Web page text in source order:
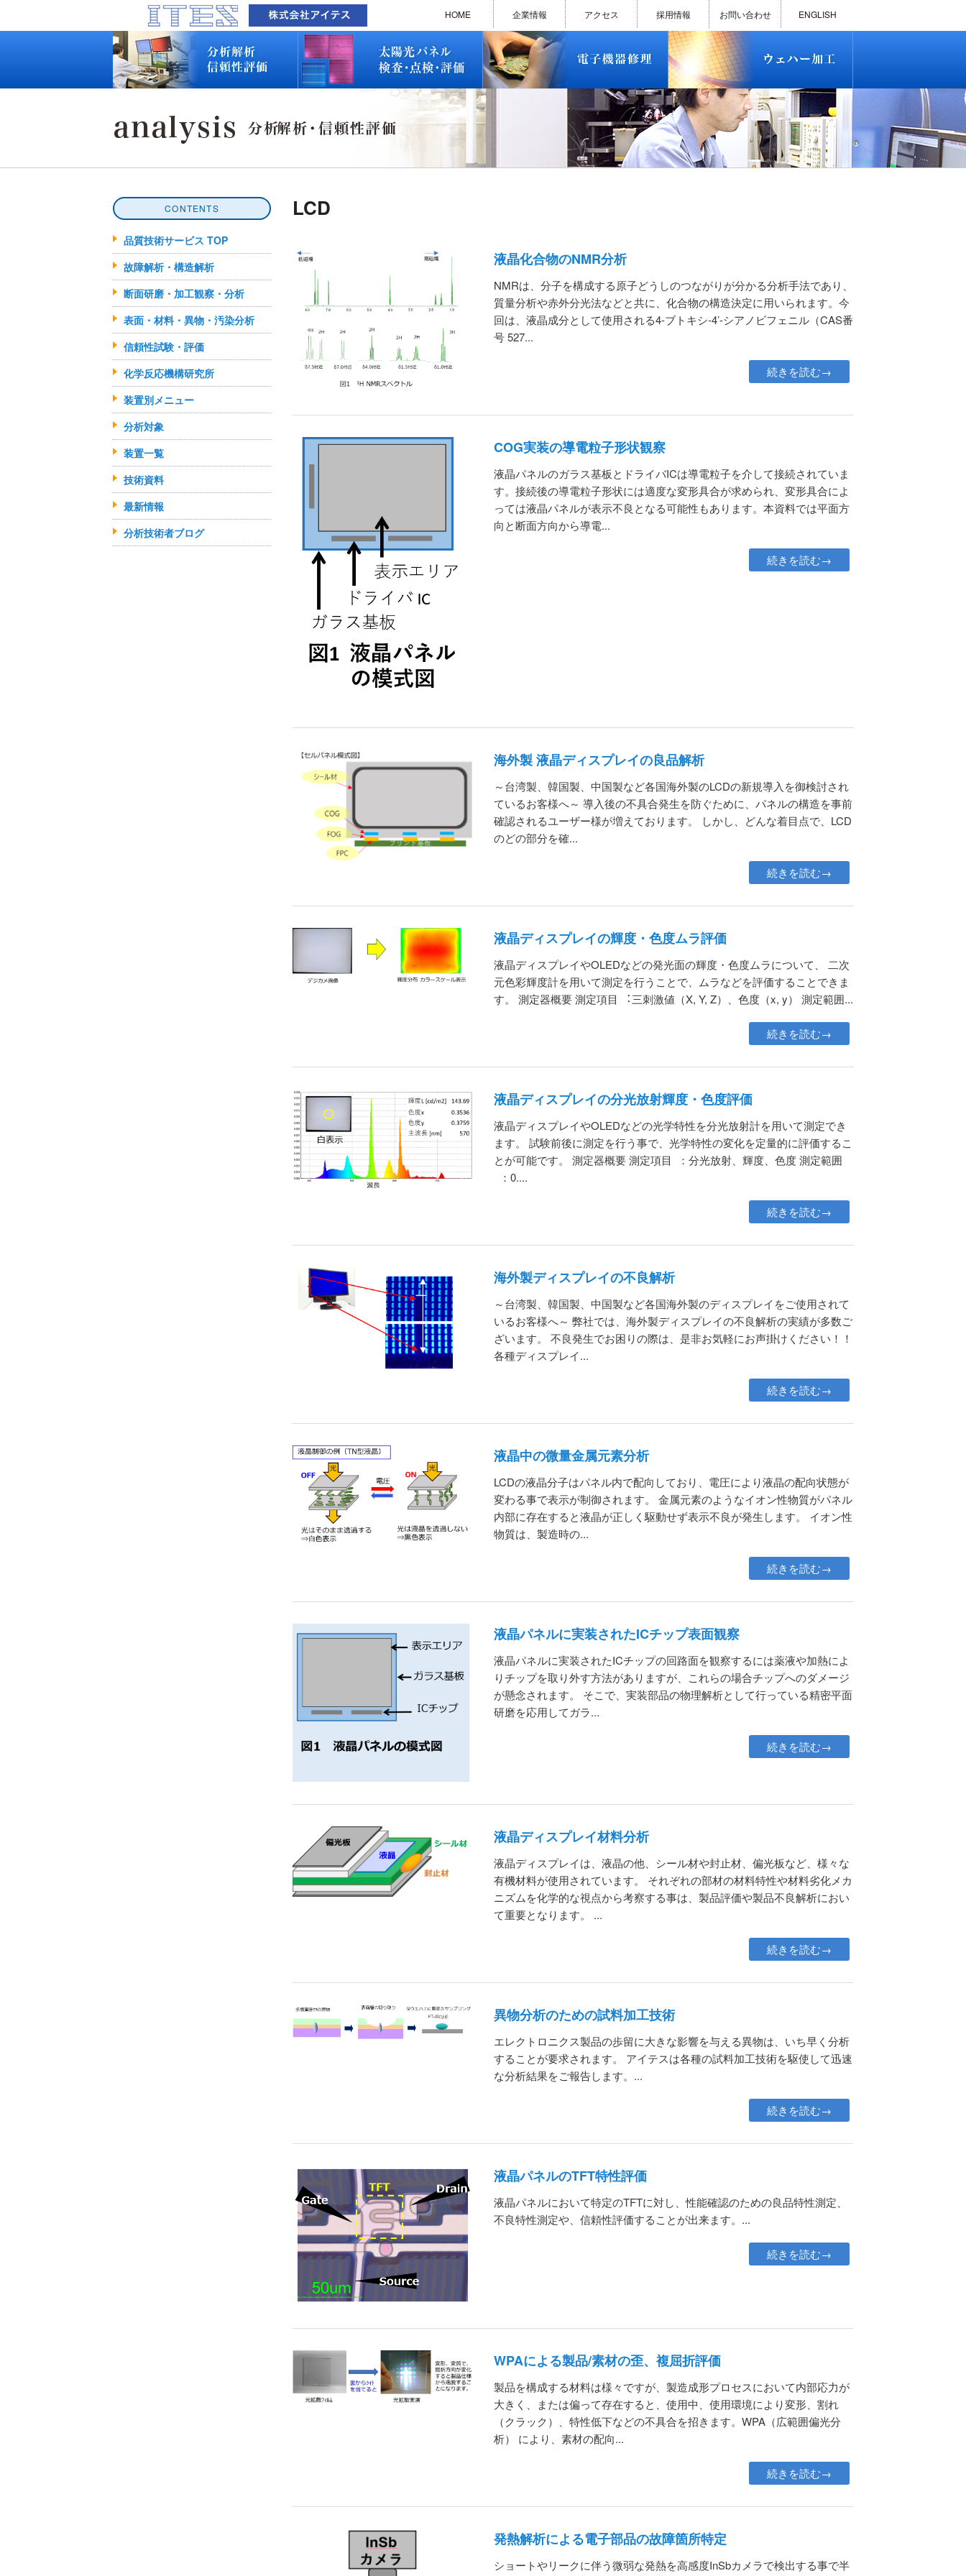
ハ
い）
HOME 企業情報 アクセス 採用情報 お問い合わせ ENGLISH
太陽光パネル検査・点検・評価
EL/PL 検査装置 保守サービス 修理で延命できる可能性
修理のお申し込みについて
修理実績(シーケンサー)
修理実績(インバーター)
修理実績(制御ユニット)
修理実績(モータードライバー)
修理実績(マザーボード)
メルマガバックナンバー 半導体プロセス受託加工サービス
MEMS ファウンドリーサービス
精密貫通孔加工
テスト用膜付きウェハー
評価用めっき付きシリコンウエ
ハ
研削研磨・ダイシング加工
ダイヤモンドワイヤー販売
ウェハー加工実績
ウェハー販売(Si/SOI/SiC/GaAs)
ウェハーケース販売
ICP-MS汚染分析受託サービス
TXRF汚染分析受託サービス
石英基板・ガラスウェハ加工
恋する半導体（セミコイ）
恋するパワー半導体（つよこ
い）
LCD
液晶化合物のNMR分析
NMRは、分子を構成する原子どうしのつながりが分かる分析手法であり、
質量分析や赤外分光法などと共に、化合物の構造決定に用いられます。今
回は、液晶成分として使用される4-ブトキシ-4’-シアノビフェニル（CAS番
号 527...
続きを読む→
COG実装の導電粒子形状観察
液晶パネルのガラス基板とドライバICは導電粒子を介して接続されていま
す。接続後の導電粒子形状には適度な変形具合が求められ、変形具合によ
っては液晶パネルが表示不良となる可能性もあります。本資料では平面方
向と断面方向から導電...
続きを読む→
海外製 液晶ディスプレイの良品解析
～台湾製、韓国製、中国製など各国海外製のLCDの新規導入を御検討され
ているお客様へ～ 導入後の不具合発生を防ぐために、パネルの構造を事前
確認されるユーザー様が増えております。 しかし、どんな着目点で、LCD
のどの部分を確...
続きを読む→
液晶ディスプレイの輝度・⾊度ムラ評価
液晶ディスプレイやOLEDなどの発光面の輝度・⾊度ムラについて、 ⼆次
元⾊彩輝度計を⽤いて測定を⾏うことで、ムラなどを評価することできま
す。 測定器概要 測定項目 ︓三刺激値（X, Y, Z）、⾊度（x, y） 測定範囲...
続きを読む→
液晶ディスプレイの分光放射輝度・色度評価
液晶ディスプレイやOLEDなどの光学特性を分光放射計を用いて測定でき
ます。 試験前後に測定を行う事で、光学特性の変化を定量的に評価するこ
とが可能です。 測定器概要 測定項目 ：分光放射、輝度、色度 測定範囲
：0....
続きを読む→
海外製ディスプレイの不良解析
～台湾製、韓国製、中国製など各国海外製のディスプレイをご使用されて
いるお客様へ～ 弊社では、海外製ディスプレイの不良解析の実績が多数ご
ざいます。 不良発生でお困りの際は、是非お気軽にお声掛けください！！
各種ディスプレイ...
続きを読む→
液晶中の微量金属元素分析
LCDの液晶分子はパネル内で配向しており、電圧により液晶の配向状態が
変わる事で表示が制御されます。 金属元素のようなイオン性物質がパネル
内部に存在すると液晶が正しく駆動せず表示不良が発生します。 イオン性
物質は、製造時の...
続きを読む→
液晶パネルに実装されたICチップ表面観察
液晶パネルに実装されたICチップの回路面を観察するには薬液や加熱によ
りチップを取り外す方法がありますが、これらの場合チップへのダメージ
が懸念されます。 そこで、実装部品の物理解析として行っている精密平面
研磨を応用してガラ...
続きを読む→
液晶ディスプレイ材料分析
液晶ディスプレイは、液晶の他、シール材や封止材、偏光板など、様々な
有機材料が使用されています。 それぞれの部材の材料特性や材料劣化メカ
ニズムを化学的な視点から考察する事は、製品評価や製品不良解析におい
て重要となります。 ...
続きを読む→
異物分析のための試料加工技術
エレクトロニクス製品の歩留に大きな影響を与える異物は、いち早く分析
することが要求されます。 アイテスは各種の試料加工技術を駆使して迅速
な分析結果をご報告します。...
続きを読む→
液晶パネルのTFT特性評価
液晶パネルにおいて特定のTFTに対し、性能確認のための良品特性測定、
不良特性測定や、信頼性評価することが出来ます。...
続きを読む→
WPAによる製品/素材の歪、複屈折評価
製品を構成する材料は様々ですが、製造成形プロセスにおいて内部応力が
大きく、または偏って存在すると、使用中、使用環境により変形、割れ
（クラック）、特性低下などの不具合を招きます。WPA（広範囲偏光分
析） により、素材の配向...
続きを読む→
発熱解析による電子部品の故障箇所特定
ショートやリークに伴う微弱な発熱を高感度InSbカメラで検出する事で半
CONTENTS
品質技術サービス TOP
故障解析・構造解析
断面研磨・加工観察・分析
表面・材料・異物・汚染分析
信頼性試験・評価
化学反応機構研究所
装置別メニュー
分析対象
装置一覧
技術資料
最新情報
分析技術者ブログ